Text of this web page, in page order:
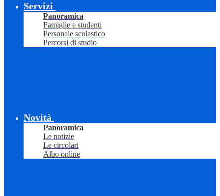
Servizi
Panoramica
Famiglie e studenti
Personale scolastico
Percorsi di studio
Novità
Panoramica
Le notizie
Le circolari
Albo online